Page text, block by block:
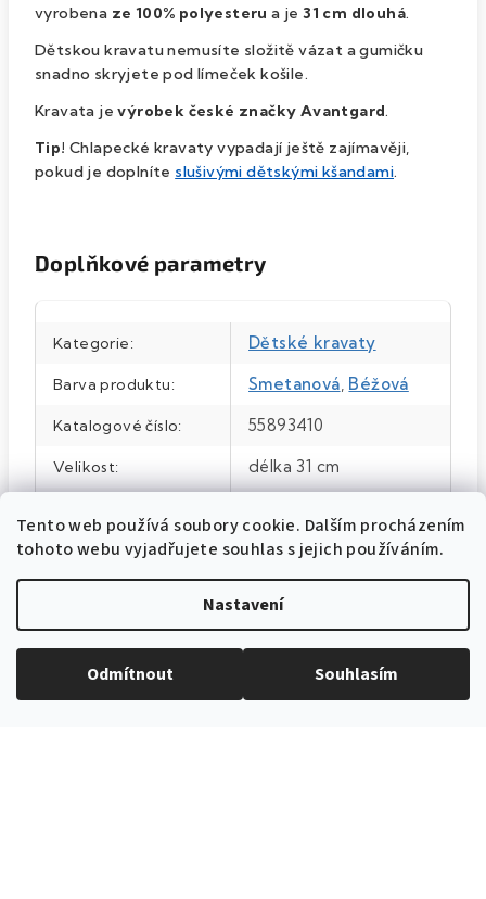
Tento web používá soubory cookie. Dalším procházením
tohoto webu vyjadřujete souhlas s jejich používáním.
Nastavení
Odmítnout Souhlasím
vyrobena ze 100% polyesterua je31 cm dlouhá.
Dětskou kravatu nemusíte složitě vázat a gumičku
snadno skryjete pod límeček košile.
Kravata je výrobek české značky Avantgard.
Tip! Chlapecké kravaty vypadají ještě zajímavěji,
pokud je doplníte slušivými dětskými kšandami.
Doplňkové parametry
Kategorie: Dětské kravaty
Barva produktu: Smetanová Béžová
Katalogové číslo: 55893410
Velikost: délka 31 cm
Barva: Ivory